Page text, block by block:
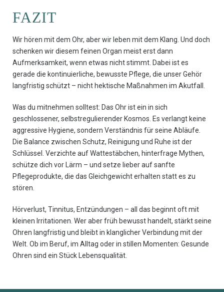
FAZIT
Wir hören mit dem Ohr, aber wir leben mit dem Klang. Und doch
schenken wir diesem feinen Organ meist erst dann
Aufmerksamkeit, wenn etwas nicht stimmt. Dabei ist es
gerade die kontinuierliche, bewusste Pflege, die unser Gehör
langfristig schützt – nicht hektische Maßnahmen im Akutfall.
Was du mitnehmen solltest: Das Ohr ist ein in sich
geschlossener, selbstregulierender Kosmos. Es verlangt keine
aggressive Hygiene, sondern Verständnis für seine Abläufe.
Die Balance zwischen Schutz, Reinigung und Ruhe ist der
Schlüssel. Verzichte auf Wattestäbchen, hinterfrage Mythen,
schütze dich vor Lärm – und setze lieber auf sanfte
Pflegeprodukte, die das Gleichgewicht erhalten statt es zu
stören.
Hörverlust, Tinnitus, Entzündungen – all das beginnt oft mit
kleinen Irritationen. Wer aber früh bewusst handelt, stärkt seine
Ohren langfristig und bleibt in klanglicher Verbindung mit der
Welt. Ob im Beruf, im Alltag oder in stillen Momenten: Gesunde
Ohren sind ein Stück Lebensqualität.